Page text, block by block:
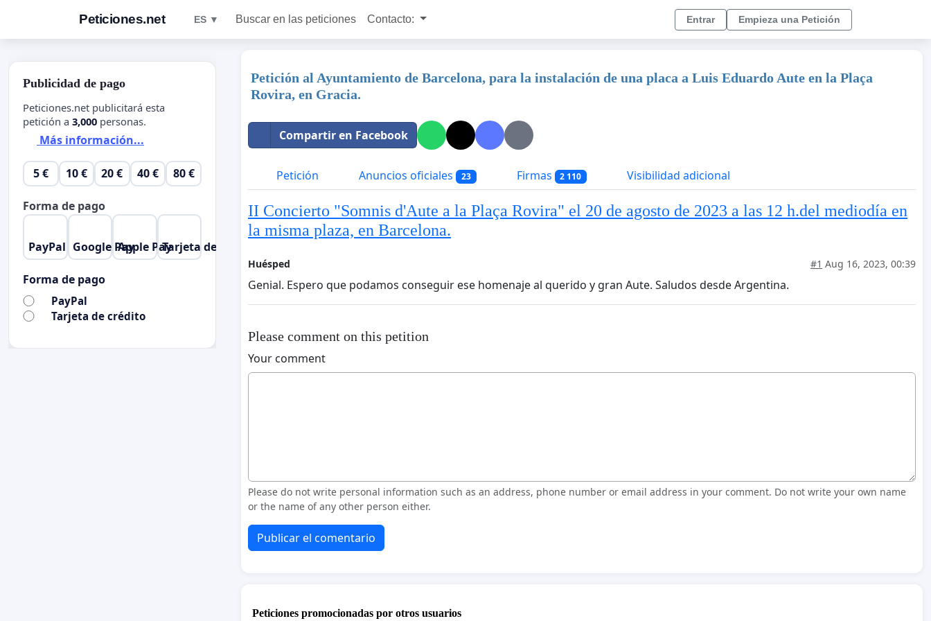
Peticiones.net ES ▼ Buscar en las peticiones Contacto: Entrar Empieza una Petición
Petición al Ayuntamiento de Barcelona, para la instalación de una placa a Luis Eduardo Aute en la Plaça
Rovira, en Gracia.
Compartir en Facebook
Petición Anuncios oficiales 23 Firmas 2 110 Visibilidad adicional
II Concierto "Somnis d'Aute a la Plaça Rovira" el 20 de agosto de 2023 a las 12 h.del mediodía en
la misma plaza, en Barcelona.
Huésped #1 Aug 16, 2023, 00:39
Genial. Espero que podamos conseguir ese homenaje al querido y gran Aute. Saludos desde Argentina.
Please comment on this petition
Your comment
Please do not write personal information such as an address, phone number or email address in your comment. Do not write your own name
or the name of any other person either.
Publicar el comentario
Peticiones promocionadas por otros usuarios
Publicidad de pago
Peticiones.net publicitará esta
petición a 3,000 personas.
Más información...
5 € 10 € 20 € 40 € 80 €
Forma de pago
PayPal Google PayApple PayTarjeta de crédito
Forma de pago
PayPal
Tarjeta de crédito